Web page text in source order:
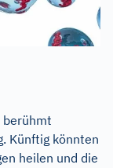
berühmt
Künftig könnten
heilen und die